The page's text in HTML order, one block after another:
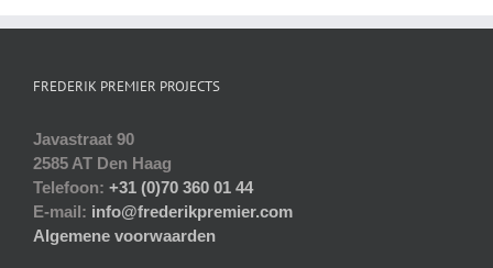
FREDERIK PREMIER PROJECTS
Javastraat 90
2585 AT Den Haag
Telefoon: +31 (0)70 360 01 44
E-mail: info@frederikpremier.com
Algemene voorwaarden